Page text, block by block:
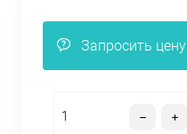
Запросить цену